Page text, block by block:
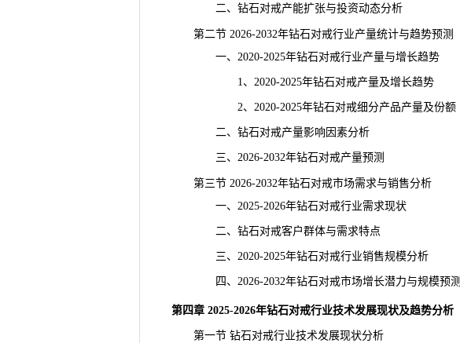
二、钻石对戒产能扩张与投资动态分析
第二节 2026-2032年钻石对戒行业产量统计与趋势预测
一、2020-2025年钻石对戒行业产量与增长趋势
1、2020-2025年钻石对戒产量及增长趋势
2、2020-2025年钻石对戒细分产品产量及份额
二、钻石对戒产量影响因素分析
三、2026-2032年钻石对戒产量预测
第三节 2026-2032年钻石对戒市场需求与销售分析
一、2025-2026年钻石对戒行业需求现状
二、钻石对戒客户群体与需求特点
三、2020-2025年钻石对戒行业销售规模分析
四、2026-2032年钻石对戒市场增长潜力与规模预测
第四章 2025-2026年钻石对戒行业技术发展现状及趋势分析
第一节 钻石对戒行业技术发展现状分析